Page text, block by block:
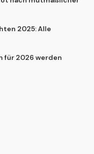
2025: Alle
für 2026 werden